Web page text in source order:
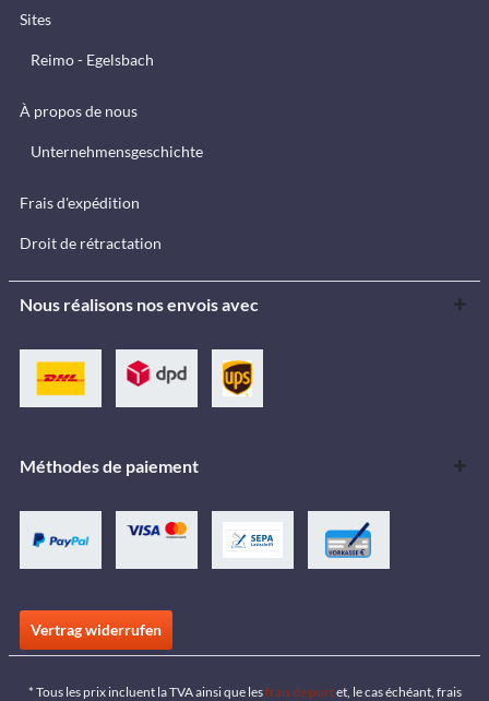
Sites
Reimo - Egelsbach
À propos de nous
Unternehmensgeschichte
Frais d'expédition
Droit de rétractation
Nous réalisons nos envois avec
Méthodes de paiement
Vertrag widerrufen
* Tous les prix incluent la TVA ainsi que lesfrais de portet, le cas échéant, frais